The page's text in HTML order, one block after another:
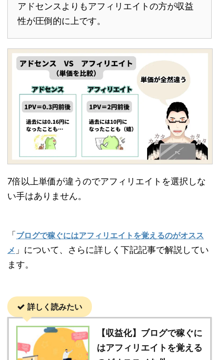
アドセンスよりもアフィリエイトの方が収益
性が圧倒的に上です。
7倍以上単価が違うのでアフィリエイトを選択しな
い手はありません。
「 ブログで稼ぐにはアフィリエイトを覚えるのがオスス
メ 」について、さらに詳しく下記記事で解説してい
ます。
詳しく読みたい
【収益化】ブログで稼ぐに
はアフィリエイトを覚える